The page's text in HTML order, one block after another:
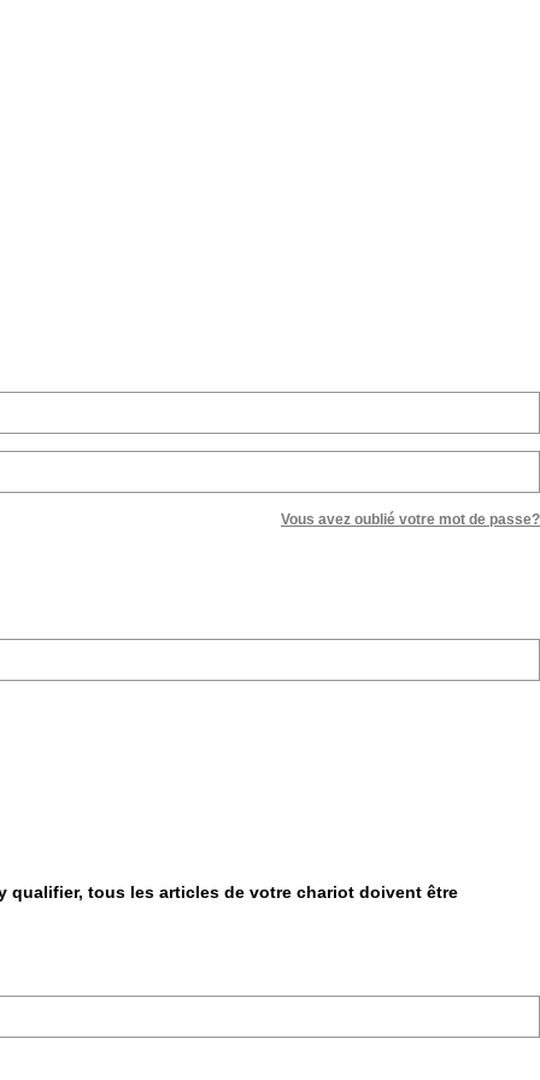
Vous avez oublié votre mot de passe?
qualifier, tous les articles de votre chariot doivent être